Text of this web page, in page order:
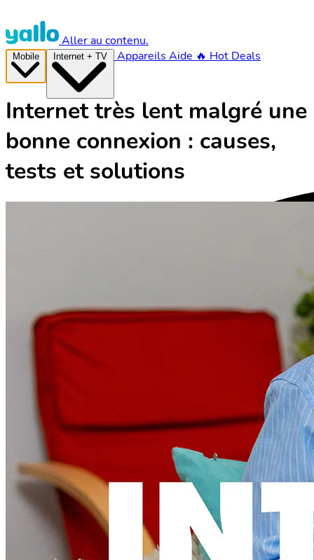
Aller au contenu.
Appareils Aide 🔥 Hot Deals
Internet très lent malgré une
bonne connexion : causes,
tests et solutions